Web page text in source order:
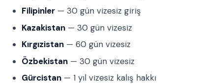
Filipinler — 30 gün vizesiz giriş
Kazakistan — 30 gün vizesiz
Kırgızistan — 60 gün vizesiz
Özbekistan — 30 gün vizesiz
Gürcistan — 1 yıl vizesiz kalış hakkı